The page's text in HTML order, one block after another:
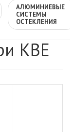
АЛЮМИНИЕВЫЕ
СИСТЕМЫ
ОСТЕКЛЕНИЯ
KBE